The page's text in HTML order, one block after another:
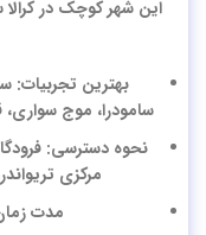
این شهر کوچک در
بهترین تجربیات:
سامودرا، موج
نحوه دسترسی:
مرکزی تریواندروم در
مدت زمان